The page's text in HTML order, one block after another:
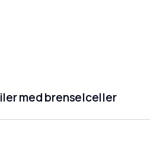
med brenselceller